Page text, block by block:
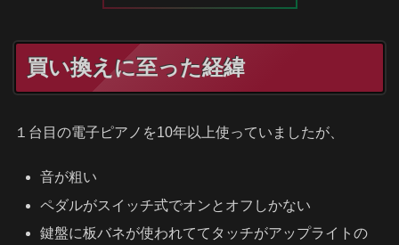
買い換えに至った経緯
１台目の電子ピアノを10年以上使っていましたが、
音が粗い
ペダルがスイッチ式でオンとオフしかない
鍵盤に板バネが使われててタッチがアップライトの